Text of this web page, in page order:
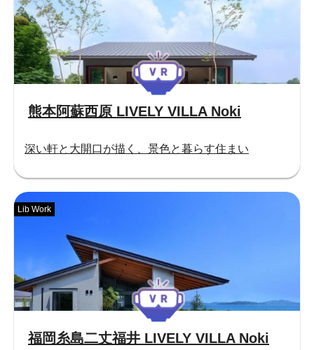
熊本阿蘇西原 LIVELY VILLA Noki
深い軒と大開口が描く、景色と暮らす住まい
福岡糸島二丈福井 LIVELY VILLA Noki
Lib Work